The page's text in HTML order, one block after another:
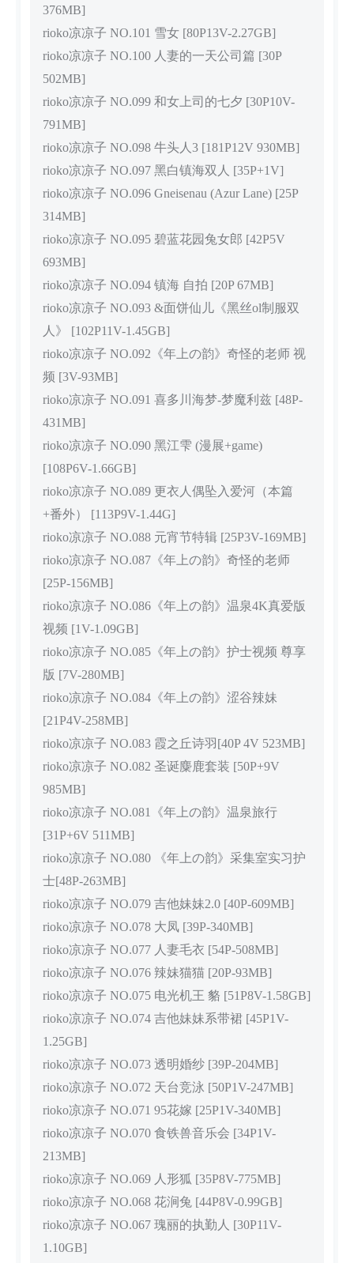
376MB]
rioko凉凉子 NO.101 雪女 [80P13V-2.27GB]
rioko凉凉子 NO.100 人妻的一天公司篇 [30P
502MB]
rioko凉凉子 NO.099 和女上司的七夕 [30P10V-
791MB]
rioko凉凉子 NO.098 牛头人3 [181P12V 930MB]
rioko凉凉子 NO.097 黑白镇海双人 [35P+1V]
rioko凉凉子 NO.096 Gneisenau (Azur Lane) [25P
314MB]
rioko凉凉子 NO.095 碧蓝花园兔女郎 [42P5V
693MB]
rioko凉凉子 NO.094 镇海 自拍 [20P 67MB]
rioko凉凉子 NO.093 &面饼仙儿《黑丝ol制服双
人》 [102P11V-1.45GB]
rioko凉凉子 NO.092《年上の韵》奇怪的老师 视
频 [3V-93MB]
rioko凉凉子 NO.091 喜多川海梦-梦魔利兹 [48P-
431MB]
rioko凉凉子 NO.090 黑江雫 (漫展+game)
[108P6V-1.66GB]
rioko凉凉子 NO.089 更衣人偶坠入爱河（本篇
+番外） [113P9V-1.44G]
rioko凉凉子 NO.088 元宵节特辑 [25P3V-169MB]
rioko凉凉子 NO.087《年上の韵》奇怪的老师
[25P-156MB]
rioko凉凉子 NO.086《年上の韵》温泉4K真爱版
视频 [1V-1.09GB]
rioko凉凉子 NO.085《年上の韵》护士视频 尊享
版 [7V-280MB]
rioko凉凉子 NO.084《年上の韵》涩谷辣妹
[21P4V-258MB]
rioko凉凉子 NO.083 霞之丘诗羽[40P 4V 523MB]
rioko凉凉子 NO.082 圣诞麋鹿套装 [50P+9V
985MB]
rioko凉凉子 NO.081《年上の韵》温泉旅行
[31P+6V 511MB]
rioko凉凉子 NO.080 《年上の韵》采集室实习护
士[48P-263MB]
rioko凉凉子 NO.079 吉他妹妹2.0 [40P-609MB]
rioko凉凉子 NO.078 大凤 [39P-340MB]
rioko凉凉子 NO.077 人妻毛衣 [54P-508MB]
rioko凉凉子 NO.076 辣妹猫猫 [20P-93MB]
rioko凉凉子 NO.075 电光机王 貉 [51P8V-1.58GB]
rioko凉凉子 NO.074 吉他妹妹系带裙 [45P1V-
1.25GB]
rioko凉凉子 NO.073 透明婚纱 [39P-204MB]
rioko凉凉子 NO.072 天台竞泳 [50P1V-247MB]
rioko凉凉子 NO.071 95花嫁 [25P1V-340MB]
rioko凉凉子 NO.070 食铁兽音乐会 [34P1V-
213MB]
rioko凉凉子 NO.069 人形狐 [35P8V-775MB]
rioko凉凉子 NO.068 花涧兔 [44P8V-0.99GB]
rioko凉凉子 NO.067 瑰丽的执勤人 [30P11V-
1.10GB]